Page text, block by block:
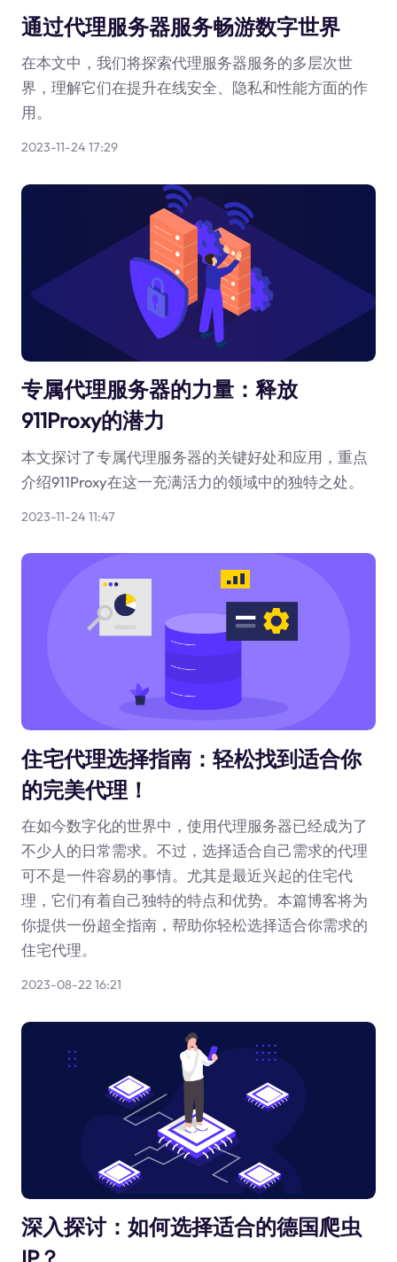
通过代理服务器服务畅游数字世界
在本文中，我们将探索代理服务器服务的多层次世
界，理解它们在提升在线安全、隐私和性能方面的作
用。
2023-11-24 17:29
专属代理服务器的力量：释放
911Proxy的潜力
本文探讨了专属代理服务器的关键好处和应用，重点
介绍911Proxy在这一充满活力的领域中的独特之处。
2023-11-24 11:47
住宅代理选择指南：轻松找到适合你
的完美代理！
在如今数字化的世界中，使用代理服务器已经成为了
不少人的日常需求。不过，选择适合自己需求的代理
可不是一件容易的事情。尤其是最近兴起的住宅代
理，它们有着自己独特的特点和优势。本篇博客将为
你提供一份超全指南，帮助你轻松选择适合你需求的
住宅代理。
2023-08-22 16:21
深入探讨：如何选择适合的德国爬虫